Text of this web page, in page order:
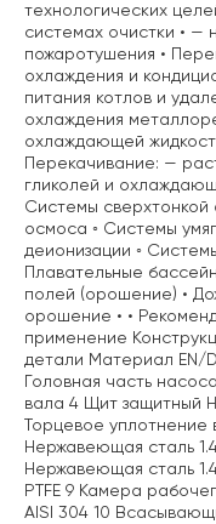
технологических
системах очистки • —
пожаротушения •
охлаждения и
питания котлов и
охлаждения
охлаждающей
Перекачивание: —
гликолей и
Системы сверхтонкой
осмоса ◦ Системы
деионизации ◦
Плавательные
полей (орошение) •
орошение • •
применение
детали Материал EN/
Головная часть
вала 4 Щит защитный
Торцевое уплотнение
Нержавеющая сталь
Нержавеющая сталь
PTFE 9 Камера
AISI 304 10